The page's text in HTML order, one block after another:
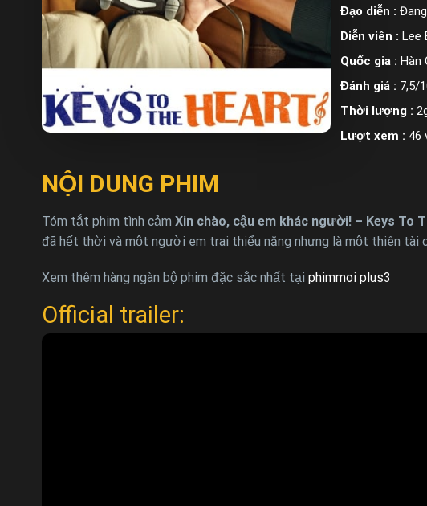
Đạo diễn :
Diễn viên : Lee
Quốc gia : Hàn
Đánh giá : 7,5/
Thời lượng :
Lượt xem : 46
NỘI DUNG PHIM
Tóm tắt phim tình cảm Xin chào, cậu em khác người! – Keys To
đã hết thời và một người em trai thiểu năng nhưng là một thiên tài
Xem thêm hàng ngàn bộ phim đặc sắc nhất tại phimmoi plus3
Official trailer: